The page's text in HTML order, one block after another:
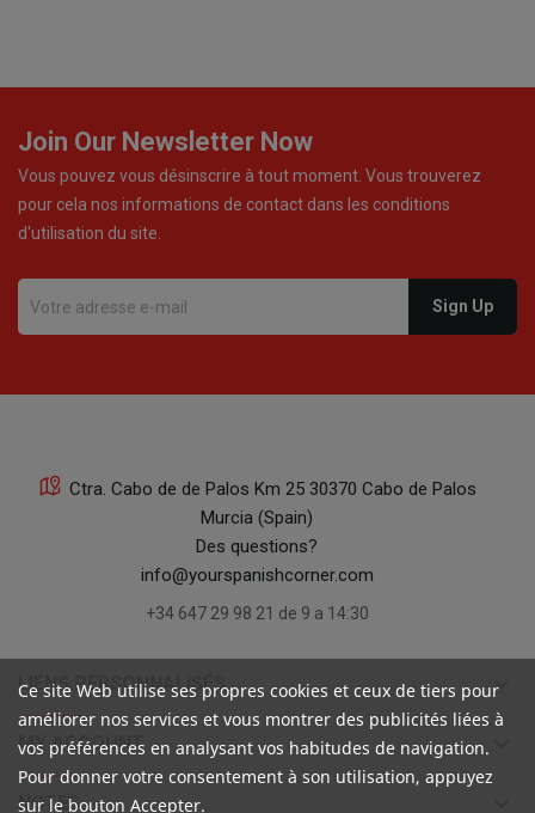
Join Our Newsletter Now
Vous pouvez vous désinscrire à tout moment. Vous trouverez
pour cela nos informations de contact dans les conditions
d'utilisation du site.
Ctra. Cabo de de Palos Km 25 30370 Cabo de Palos
Murcia (Spain)
Des questions?
info@yourspanishcorner.com
+34 647 29 98 21 de 9 a 14:30
LIENS PERSONNALISÉS keyboard_arrow_down
MY ACCOUNT keyboard_arrow_down
NOTES
Ce site Web utilise ses propres cookies et ceux de tiers pour
améliorer nos services et vous montrer des publicités liées à
vos préférences en analysant vos habitudes de navigation.
Pour donner votre consentement à son utilisation, appuyez
sur le bouton Accepter.